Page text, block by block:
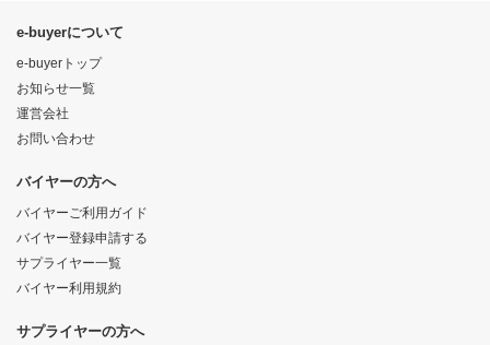
e-buyerについて
e-buyerトップ
お知らせ一覧
運営会社
お問い合わせ
バイヤーの方へ
バイヤーご利用ガイド
バイヤー登録申請する
サプライヤー一覧
バイヤー利用規約
サプライヤーの方へ